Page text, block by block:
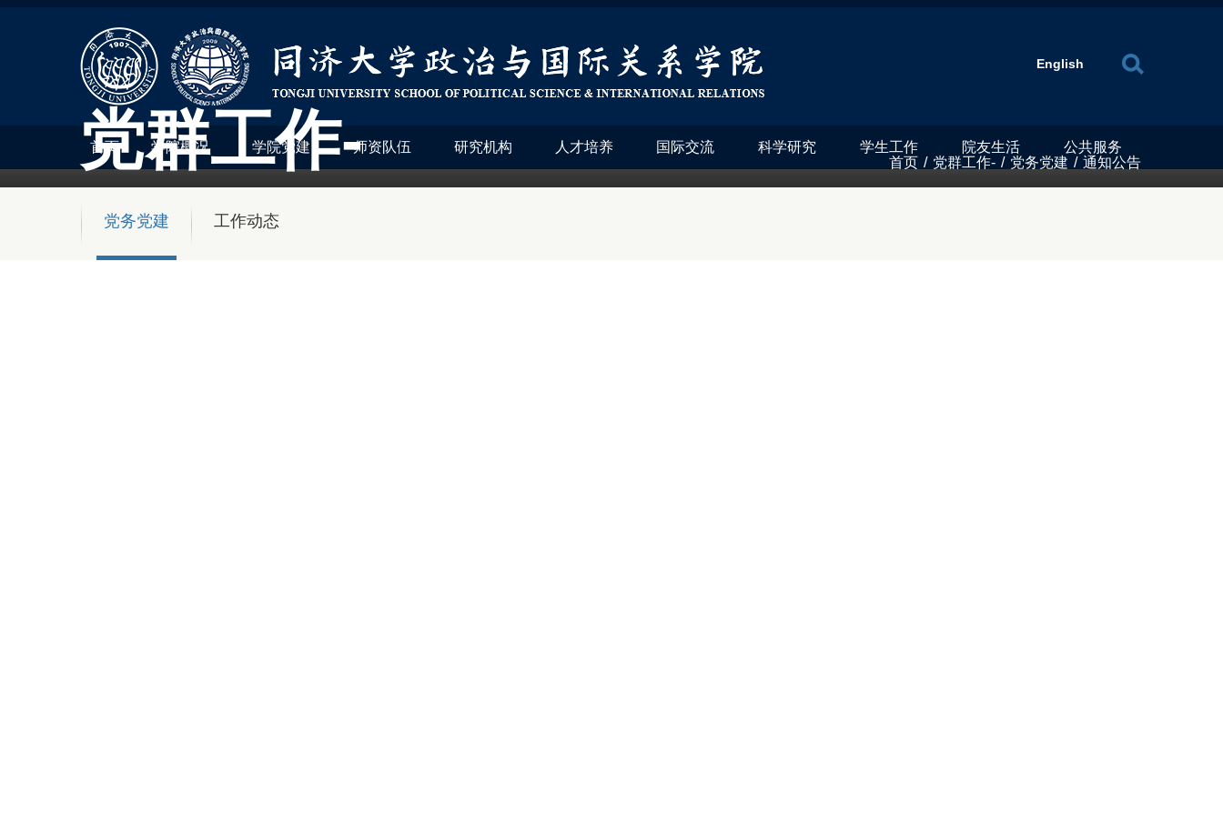
English
首页 学院概况 学院党建 师资队伍 研究机构 人才培养 国际交流 科学研究 学生工作 院友生活 公共服务
党群工作- 首页 / 党群工作- / 党务党建 / 通知公告
党务党建 工作动态